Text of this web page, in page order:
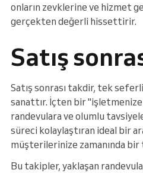
onların zevklerine ve hizmet
gerçekten değerli hissettirir.
Satış
Satış sonrası takdir, tek
sanattır. İçten bir
randevulara ve olumlu
süreci kolaylaştıran ideal bir
müşterilerinize zamanında
Bu takipler, yaklaşan